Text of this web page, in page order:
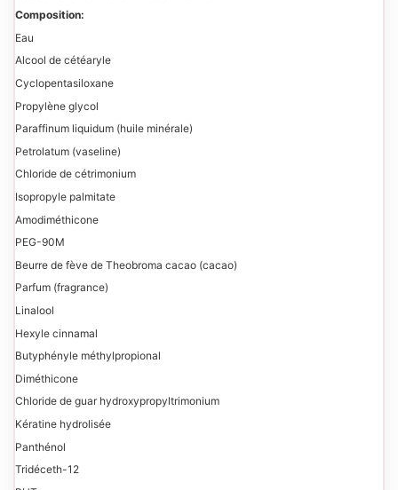
Composition:
Eau
Alcool de cétéaryle
Cyclopentasiloxane
Propylène glycol
Paraffinum liquidum (huile minérale)
Petrolatum (vaseline)
Chloride de cétrimonium
Isopropyle palmitate
Amodiméthicone
PEG-90M
Beurre de fève de Theobroma cacao (cacao)
Parfum (fragrance)
Linalool
Hexyle cinnamal
Butyphényle méthylpropional
Diméthicone
Chloride de guar hydroxypropyltrimonium
Kératine hydrolisée
Panthénol
Tridéceth-12